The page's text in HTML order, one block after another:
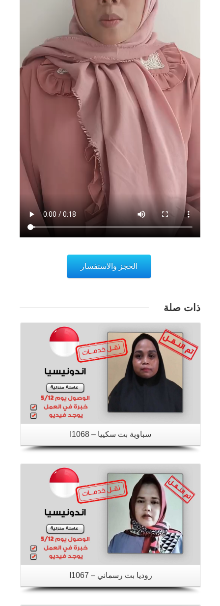
الحجز والاستفسار
ذات صلة
سباوية بت سكييا – I1068
روديا بت رسماني – I1067